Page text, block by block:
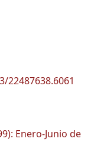
Enero-Junio de